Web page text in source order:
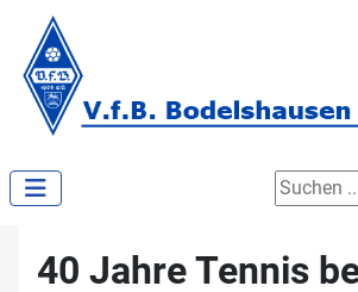
Suchen ...
40 Jahre Tennis